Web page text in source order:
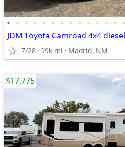
• • • • • • • • • • • • • •
JDM Toyota Camroad 4x4 diesel
7/28 99k mi Madrid, NM
$17,775